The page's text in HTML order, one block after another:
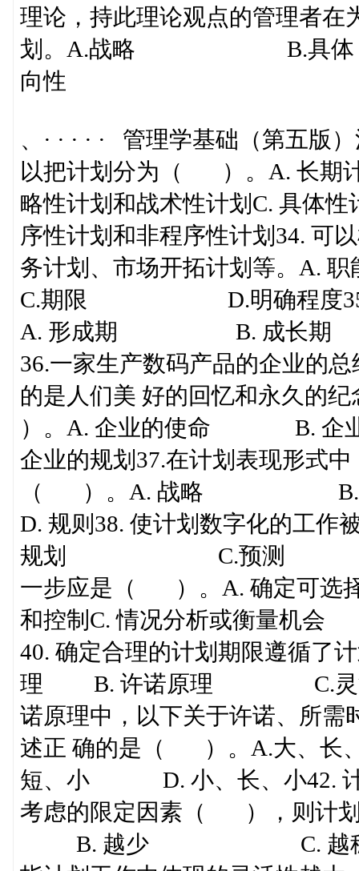
理论，持此理论观点的管理者
划。A.战略 B.
向性
、· · · · · 管理学基础（第五版
以把计划分为（ ）。
略性计划和战术性计划C.
序性计划和非程序性计划34.
务计划、市场开拓计划
C.期限 D.明确程度35. 具
A. 形成期 B. 成
36.一家生产数码产品的企业的
的是人们美 好的回忆和永久的
）。A. 企业的使命 B.
企业的规划37.在计划表现形式
（ ）。A. 战
D. 规则38. 使计划数字
规划 C.预测 D.预算
一步应是（ ）。A. 确
和控制C. 情况分析或
40. 确定合理的计划期限遵循
理 B. 许诺原理 C.灵活
诺原理中，以下关于许诺、所需
述正 确的是（ ）。A.大
短、小 D. 小、长、小42. 计
考虑的限定因素（ ），则
B. 越少 C. 越稳定